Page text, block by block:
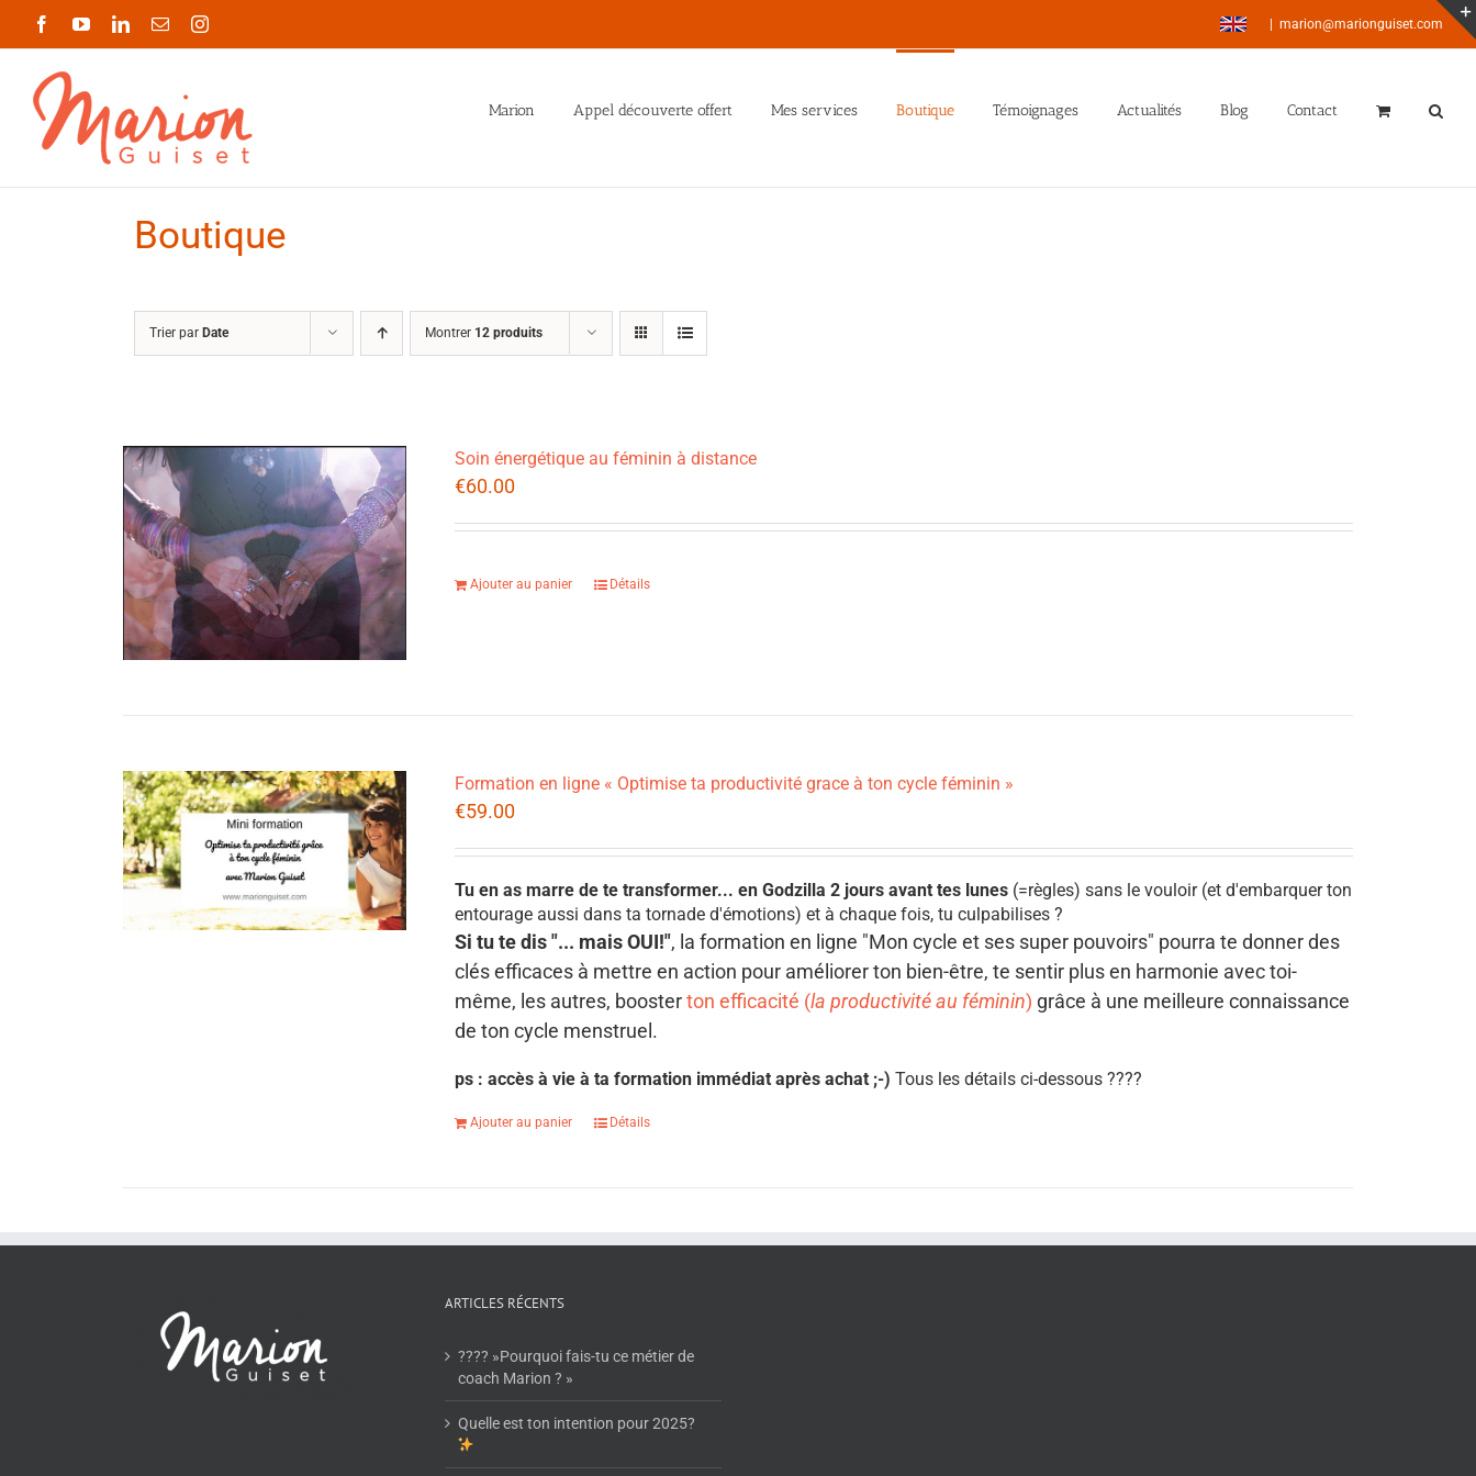
Passer
FacebookYouTubeLinkedIn
EmailInstagram marion@marionguiset.com
Marion Appel découverte offert Mes services Boutique Témoignages Actualités Blog Contact
Boutique
Trier par Date Montrer 12 produits
Soin énergétique au féminin à distance
€60.00
Ajouter au panier Détails
Formation en ligne « Optimise ta productivité grace à ton cycle féminin »
€59.00
Tu en as marre de te transformer... en Godzilla 2 jours avant tes lunes (=règles) sans le vouloir (et d'embarquer ton
entourage aussi dans ta tornade d'émotions) et à chaque fois, tu culpabilises ?
Si tu te dis "... mais OUI!", la formation en ligne "Mon cycle et ses super pouvoirs" pourra te donner des
clés efficaces à mettre en action pour améliorer ton bien-être, te sentir plus en harmonie avec toi-
même, les autres, boosterton efficacité (la productivité au féminin) grâce à une meilleure connaissance
de ton cycle menstruel.
ps : accès à vie à ta formation immédiat après achat ;-)Tous les détails ci-dessous????
Ajouter au panier Détails
ARTICLES RÉCENTS
???? »Pourquoi fais-tu ce métier de
coach Marion ? »
Quelle est ton intention pour 2025?